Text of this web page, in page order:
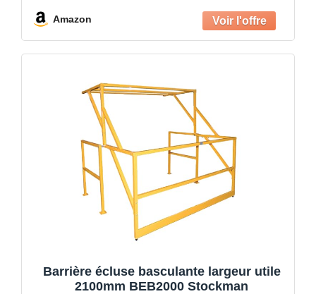
Amazon
Barrière écluse basculante largeur utile
2100mm BEB2000 Stockman